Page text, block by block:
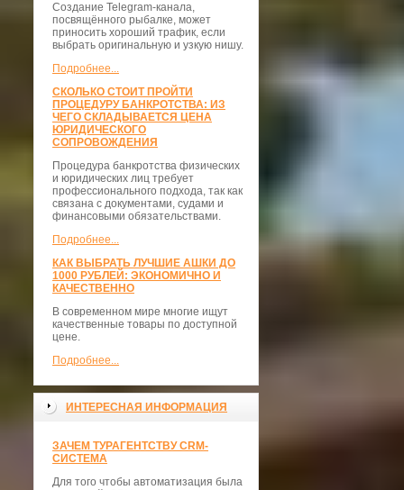
Создание Telegram-канала,
посвящённого рыбалке, может
приносить хороший трафик, если
выбрать оригинальную и узкую нишу.
Подробнее...
СКОЛЬКО СТОИТ ПРОЙТИ
ПРОЦЕДУРУ БАНКРОТСТВА: ИЗ
ЧЕГО СКЛАДЫВАЕТСЯ ЦЕНА
ЮРИДИЧЕСКОГО
СОПРОВОЖДЕНИЯ
Процедура банкротства физических
и юридических лиц требует
профессионального подхода, так как
связана с документами, судами и
финансовыми обязательствами.
Подробнее...
КАК ВЫБРАТЬ ЛУЧШИЕ АШКИ ДО
1000 РУБЛЕЙ: ЭКОНОМИЧНО И
КАЧЕСТВЕННО
В современном мире многие ищут
качественные товары по доступной
цене.
Подробнее...
ИНТЕРЕСНАЯ ИНФОРМАЦИЯ
ЗАЧЕМ ТУРАГЕНТСТВУ CRM-
СИСТЕМА
Для того чтобы автоматизация была